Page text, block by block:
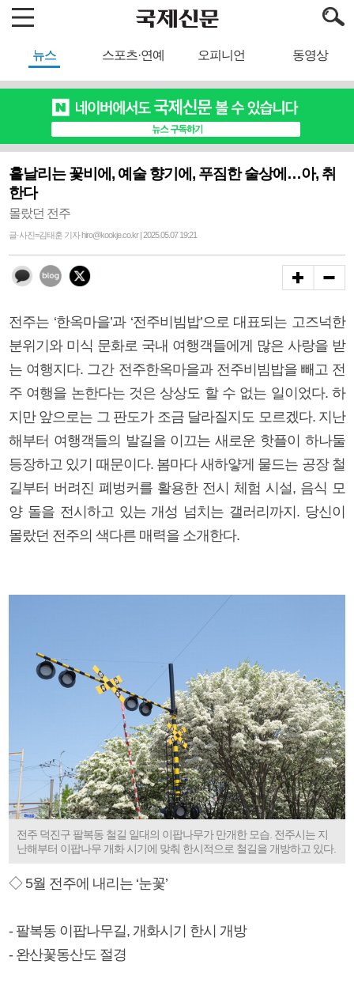
뉴스 스포츠·연예 오피니언 동영상
흩날리는 꽃비에, 예술 향기에, 푸짐한 술상에…아, 취
한다
몰랐던 전주
글·사진=김태훈 기자 hiro@kookje.co.kr | 2025.05.07 19:21
전주는 ‘한옥마을’과 ‘전주비빔밥’으로 대표되는 고즈넉한
분위기와 미식 문화로 국내 여행객들에게 많은 사랑을 받
는 여행지다. 그간 전주한옥마을과 전주비빔밥을 빼고 전
주 여행을 논한다는 것은 상상도 할 수 없는 일이었다. 하
지만 앞으로는 그 판도가 조금 달라질지도 모르겠다. 지난
해부터 여행객들의 발길을 이끄는 새로운 핫플이 하나둘
등장하고 있기 때문이다. 봄마다 새하얗게 물드는 공장 철
길부터 버려진 폐벙커를 활용한 전시 체험 시설, 음식 모
양 돌을 전시하고 있는 개성 넘치는 갤러리까지. 당신이
몰랐던 전주의 색다른 매력을 소개한다.
전주 덕진구 팔복동 철길 일대의 이팝나무가 만개한 모습. 전주시는 지
난해부터 이팝나무 개화 시기에 맞춰 한시적으로 철길을 개방하고 있다.
◇ 5월 전주에 내리는 ‘눈꽃’
- 팔복동 이팝나무길, 개화시기 한시 개방
- 완산꽃동산도 절경